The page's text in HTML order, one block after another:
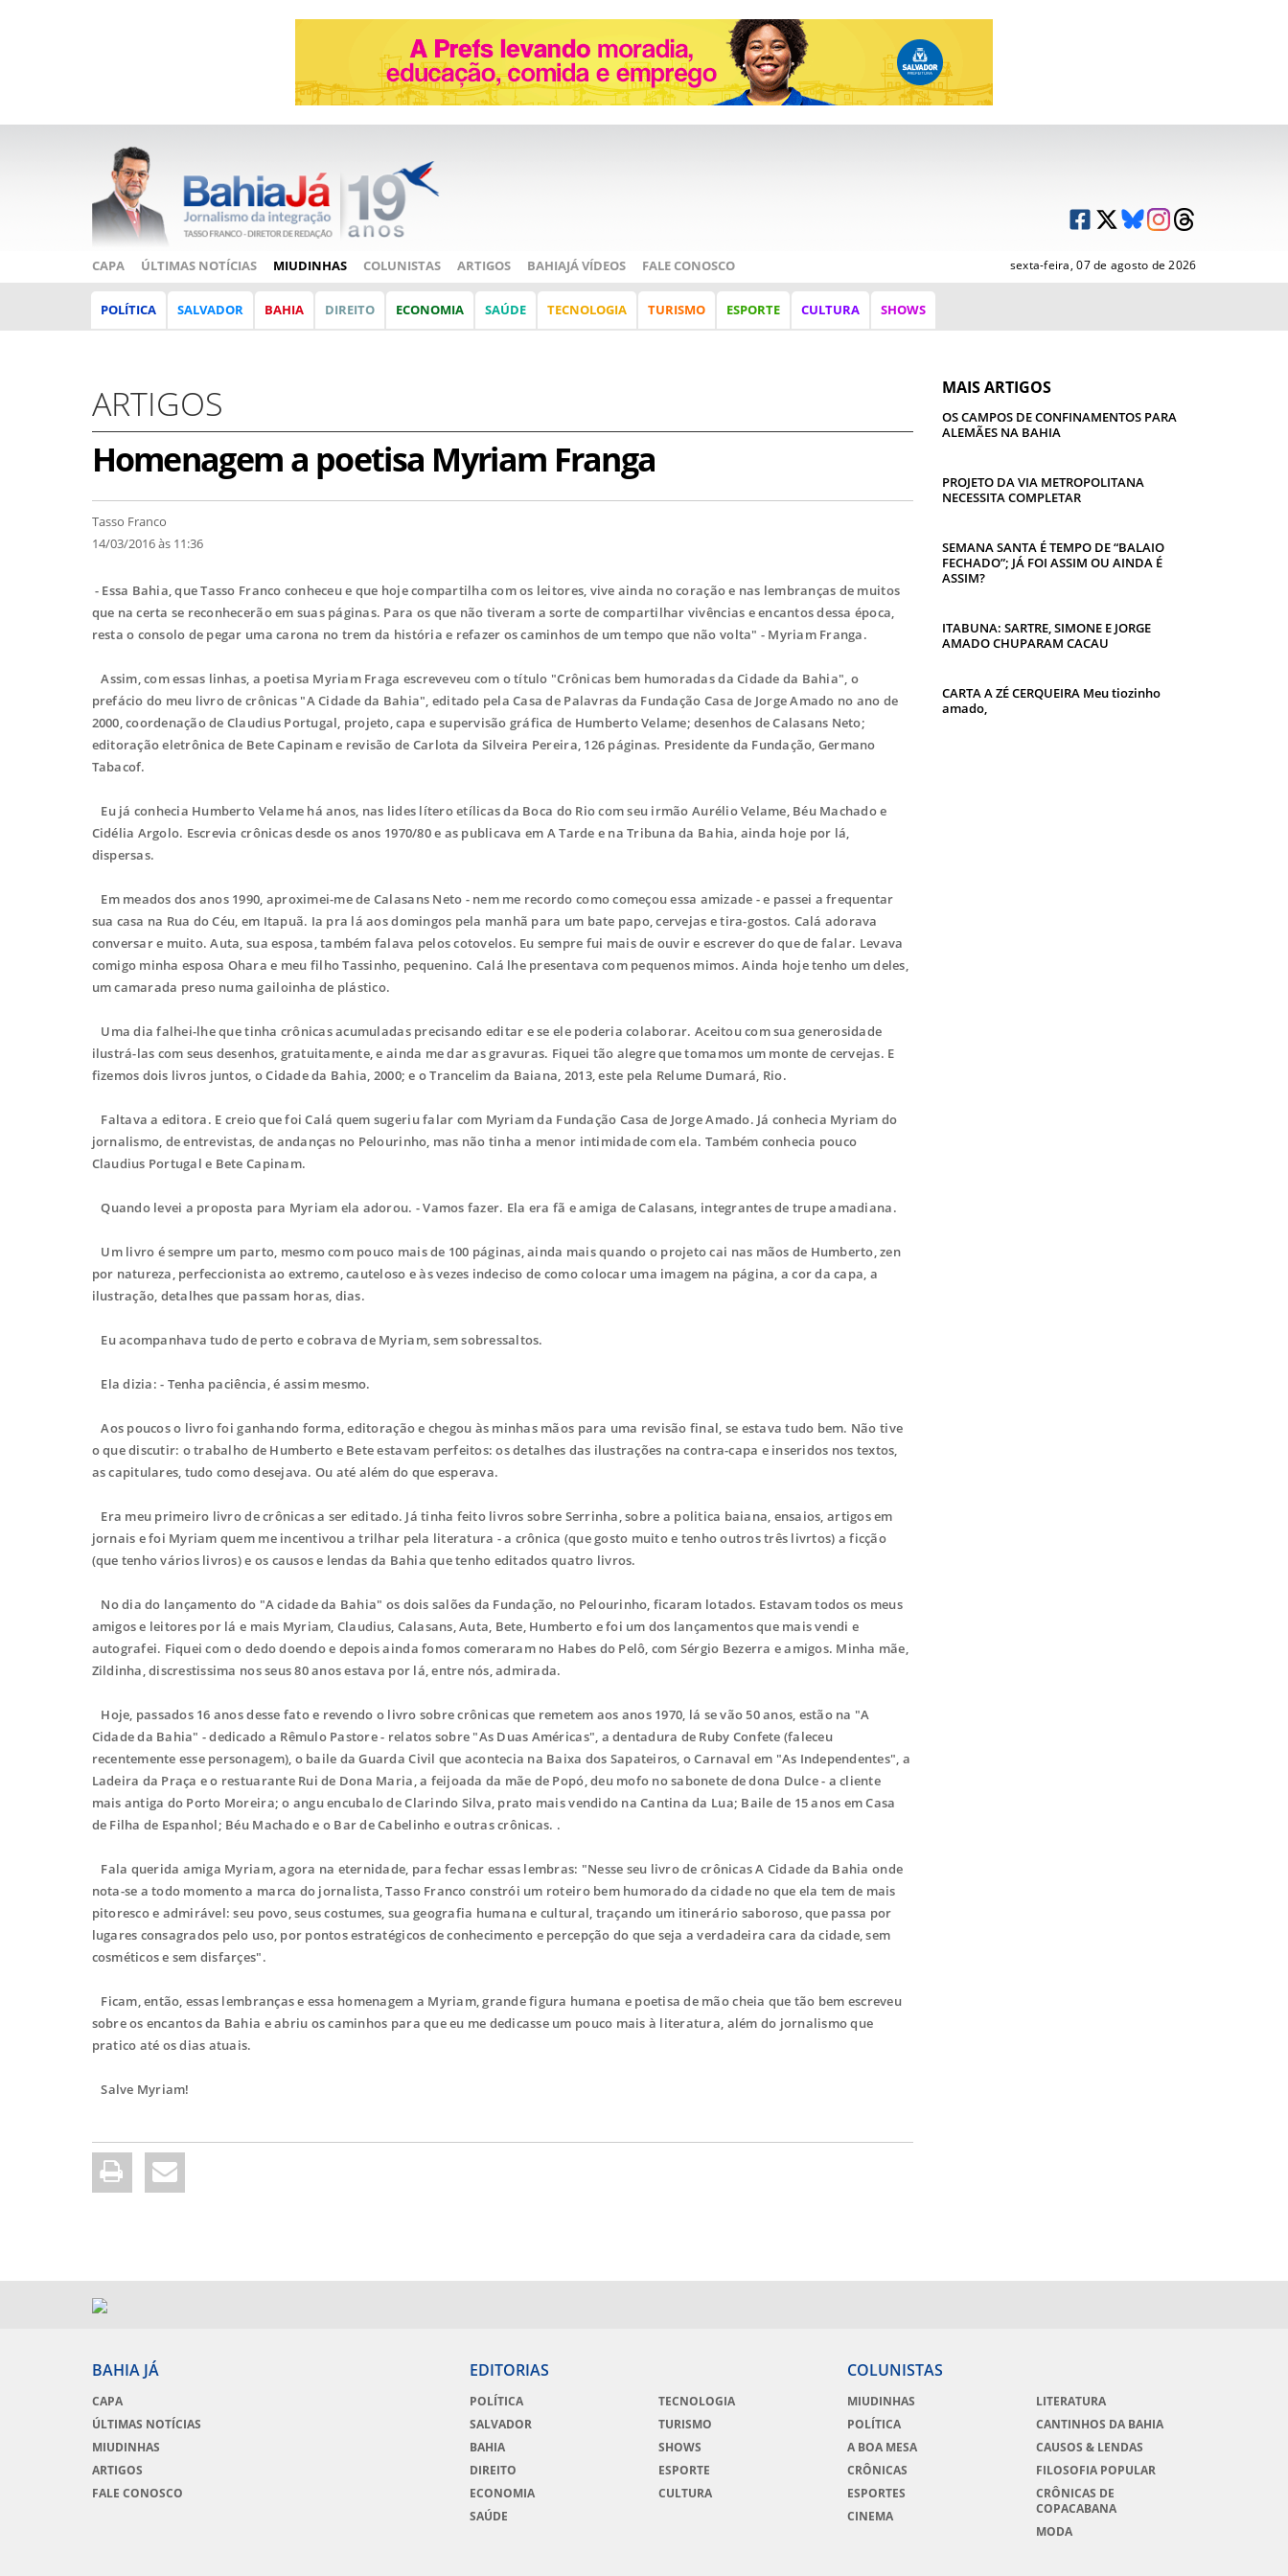
CAPA ÚLTIMAS NOTÍCIAS MIUDINHAS COLUNISTAS ARTIGOS BAHIAJÁ VÍDEOS FALE CONOSCO sexta-feira, 07 de agosto de 2026
POLÍTICA SALVADOR BAHIA DIREITO ECONOMIA SAÚDE TECNOLOGIA TURISMO ESPORTE CULTURA SHOWS
ARTIGOS
Homenagem a poetisa Myriam Franga
Tasso Franco
14/03/2016 às 11:36
- Essa Bahia, que Tasso Franco conheceu e que hoje compartilha com os leitores, vive ainda no coração e nas lembranças de muitos
que na certa se reconhecerão em suas páginas. Para os que não tiveram a sorte de compartilhar vivências e encantos dessa época,
resta o consolo de pegar uma carona no trem da história e refazer os caminhos de um tempo que não volta" - Myriam Franga.
Assim, com essas linhas, a poetisa Myriam Fraga escreveveu com o título "Crônicas bem humoradas da Cidade da Bahia", o
prefácio do meu livro de crônicas "A Cidade da Bahia", editado pela Casa de Palavras da Fundação Casa de Jorge Amado no ano de
2000, coordenação de Claudius Portugal, projeto, capa e supervisão gráfica de Humberto Velame; desenhos de Calasans Neto;
editoração eletrônica de Bete Capinam e revisão de Carlota da Silveira Pereira, 126 páginas. Presidente da Fundação, Germano
Tabacof.
Eu já conhecia Humberto Velame há anos, nas lides lítero etílicas da Boca do Rio com seu irmão Aurélio Velame, Béu Machado e
Cidélia Argolo. Escrevia crônicas desde os anos 1970/80 e as publicava em A Tarde e na Tribuna da Bahia, ainda hoje por lá,
dispersas.
Em meados dos anos 1990, aproximei-me de Calasans Neto - nem me recordo como começou essa amizade - e passei a frequentar
sua casa na Rua do Céu, em Itapuã. Ia pra lá aos domingos pela manhã para um bate papo, cervejas e tira-gostos. Calá adorava
conversar e muito. Auta, sua esposa, também falava pelos cotovelos. Eu sempre fui mais de ouvir e escrever do que de falar. Levava
comigo minha esposa Ohara e meu filho Tassinho, pequenino. Calá lhe presentava com pequenos mimos. Ainda hoje tenho um deles,
um camarada preso numa gailoinha de plástico.
Uma dia falhei-lhe que tinha crônicas acumuladas precisando editar e se ele poderia colaborar. Aceitou com sua generosidade
ilustrá-las com seus desenhos, gratuitamente, e ainda me dar as gravuras. Fiquei tão alegre que tomamos um monte de cervejas. E
fizemos dois livros juntos, o Cidade da Bahia, 2000; e o Trancelim da Baiana, 2013, este pela Relume Dumará, Rio.
Faltava a editora. E creio que foi Calá quem sugeriu falar com Myriam da Fundação Casa de Jorge Amado. Já conhecia Myriam do
jornalismo, de entrevistas, de andanças no Pelourinho, mas não tinha a menor intimidade com ela. Também conhecia pouco
Claudius Portugal e Bete Capinam.
Quando levei a proposta para Myriam ela adorou. - Vamos fazer. Ela era fã e amiga de Calasans, integrantes de trupe amadiana.
Um livro é sempre um parto, mesmo com pouco mais de 100 páginas, ainda mais quando o projeto cai nas mãos de Humberto, zen
por natureza, perfeccionista ao extremo, cauteloso e às vezes indeciso de como colocar uma imagem na página, a cor da capa, a
ilustração, detalhes que passam horas, dias.
Eu acompanhava tudo de perto e cobrava de Myriam, sem sobressaltos.
Ela dizia: - Tenha paciência, é assim mesmo.
Aos poucos o livro foi ganhando forma, editoração e chegou às minhas mãos para uma revisão final, se estava tudo bem. Não tive
o que discutir: o trabalho de Humberto e Bete estavam perfeitos: os detalhes das ilustrações na contra-capa e inseridos nos textos,
as capitulares, tudo como desejava. Ou até além do que esperava.
Era meu primeiro livro de crônicas a ser editado. Já tinha feito livros sobre Serrinha, sobre a politica baiana, ensaios, artigos em
jornais e foi Myriam quem me incentivou a trilhar pela literatura - a crônica (que gosto muito e tenho outros três livrtos) a ficção
(que tenho vários livros) e os causos e lendas da Bahia que tenho editados quatro livros.
No dia do lançamento do "A cidade da Bahia" os dois salões da Fundação, no Pelourinho, ficaram lotados. Estavam todos os meus
amigos e leitores por lá e mais Myriam, Claudius, Calasans, Auta, Bete, Humberto e foi um dos lançamentos que mais vendi e
autografei. Fiquei com o dedo doendo e depois ainda fomos comeraram no Habes do Pelô, com Sérgio Bezerra e amigos. Minha mãe,
Zildinha, discrestissima nos seus 80 anos estava por lá, entre nós, admirada.
Hoje, passados 16 anos desse fato e revendo o livro sobre crônicas que remetem aos anos 1970, lá se vão 50 anos, estão na "A
Cidade da Bahia" - dedicado a Rêmulo Pastore - relatos sobre "As Duas Américas", a dentadura de Ruby Confete (faleceu
recentemente esse personagem), o baile da Guarda Civil que acontecia na Baixa dos Sapateiros, o Carnaval em "As Independentes", a
Ladeira da Praça e o restuarante Rui de Dona Maria, a feijoada da mãe de Popó, deu mofo no sabonete de dona Dulce - a cliente
mais antiga do Porto Moreira; o angu encubalo de Clarindo Silva, prato mais vendido na Cantina da Lua; Baile de 15 anos em Casa
de Filha de Espanhol; Béu Machado e o Bar de Cabelinho e outras crônicas. .
Fala querida amiga Myriam, agora na eternidade, para fechar essas lembras: "Nesse seu livro de crônicas A Cidade da Bahia onde
nota-se a todo momento a marca do jornalista, Tasso Franco constrói um roteiro bem humorado da cidade no que ela tem de mais
pitoresco e admirável: seu povo, seus costumes, sua geografia humana e cultural, traçando um itinerário saboroso, que passa por
lugares consagrados pelo uso, por pontos estratégicos de conhecimento e percepção do que seja a verdadeira cara da cidade, sem
cosméticos e sem disfarçes".
Ficam, então, essas lembranças e essa homenagem a Myriam, grande figura humana e poetisa de mão cheia que tão bem escreveu
sobre os encantos da Bahia e abriu os caminhos para que eu me dedicasse um pouco mais à literatura, além do jornalismo que
pratico até os dias atuais.
Salve Myriam!
MAIS ARTIGOS
OS CAMPOS DE CONFINAMENTOS PARA
ALEMÃES NA BAHIA
PROJETO DA VIA METROPOLITANA
NECESSITA COMPLETAR
SEMANA SANTA É TEMPO DE “BALAIO
FECHADO”; JÁ FOI ASSIM OU AINDA É
ASSIM?
ITABUNA: SARTRE, SIMONE E JORGE
AMADO CHUPARAM CACAU
CARTA A ZÉ CERQUEIRA Meu tiozinho
amado,
BAHIA JÁ
CAPA
ÚLTIMAS NOTÍCIAS
MIUDINHAS
ARTIGOS
FALE CONOSCO
EDITORIAS
POLÍTICA
SALVADOR
BAHIA
DIREITO
ECONOMIA
SAÚDE
TECNOLOGIA
TURISMO
SHOWS
ESPORTE
CULTURA
COLUNISTAS
MIUDINHAS
POLÍTICA
A BOA MESA
CRÔNICAS
ESPORTES
CINEMA
LITERATURA
CANTINHOS DA BAHIA
CAUSOS & LENDAS
FILOSOFIA POPULAR
CRÔNICAS DE
COPACABANA
MODA